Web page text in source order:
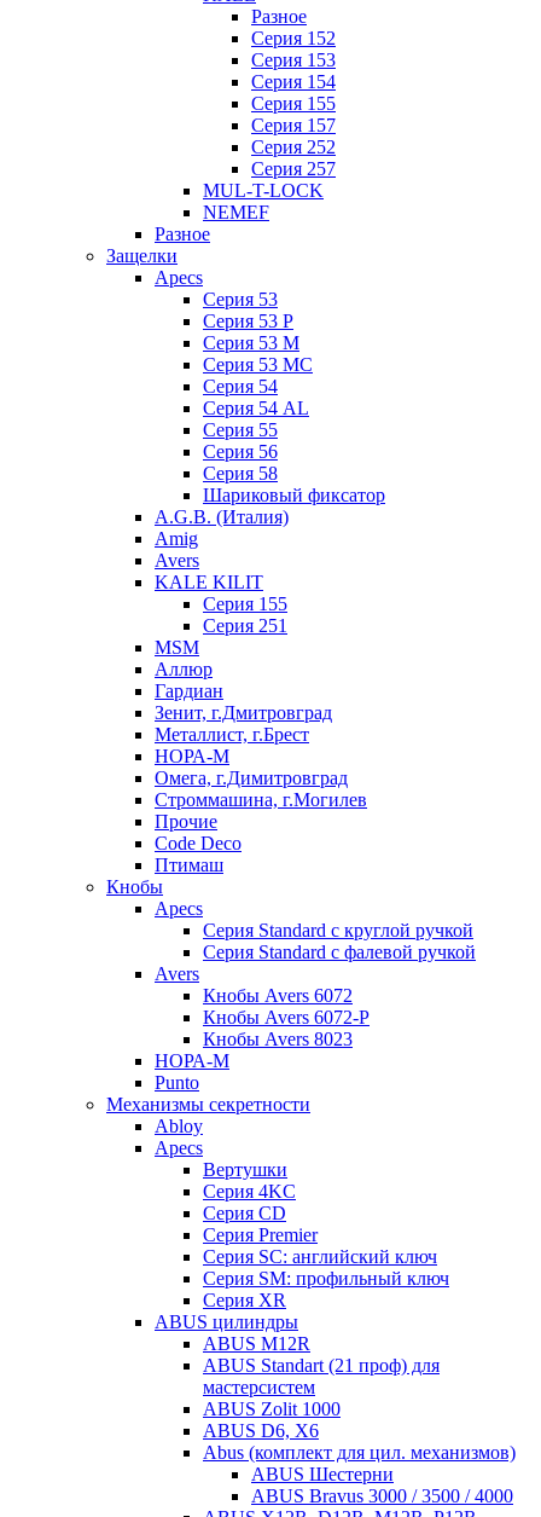
Разное
Серия 152
Серия 153
Серия 154
Серия 155
Серия 157
Серия 252
Серия 257
MUL-T-LOCK
NEMEF
Разное
Защелки
Apecs
Серия 53
Серия 53 P
Серия 53 М
Серия 53 МC
Серия 54
Серия 54 AL
Серия 55
Серия 56
Серия 58
Шариковый фиксатор
A.G.B. (Италия)
Amig
Avers
KALE KILIT
Серия 155
Серия 251
MSM
Аллюр
Гардиан
Зенит, г.Дмитровград
Металлист, г.Брест
НОРА-М
Омега, г.Димитровград
Строммашина, г.Могилев
Прочие
Code Deco
Птимаш
Кнобы
Apecs
Серия Standard с круглой ручкой
Серия Standard с фалевой ручкой
Avers
Кнобы Avers 6072
Кнобы Avers 6072-P
Кнобы Avers 8023
НОРА-М
Punto
Механизмы секретности
Abloy
Apecs
Вертушки
Серия 4KC
Серия CD
Серия Premier
Серия SC: английский ключ
Серия SM: профильный ключ
Серия XR
ABUS цилиндры
ABUS M12R
ABUS Standart (21 проф) для
мастерсистем
ABUS Zolit 1000
ABUS D6, X6
Abus (комплект для цил. механизмов)
ABUS Шестерни
ABUS Bravus 3000 / 3500 / 4000